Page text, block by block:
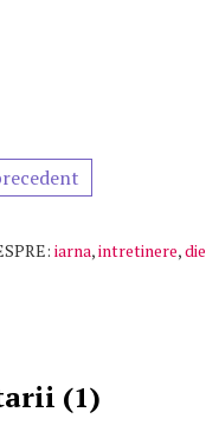
iarna,intretinere,
(1)